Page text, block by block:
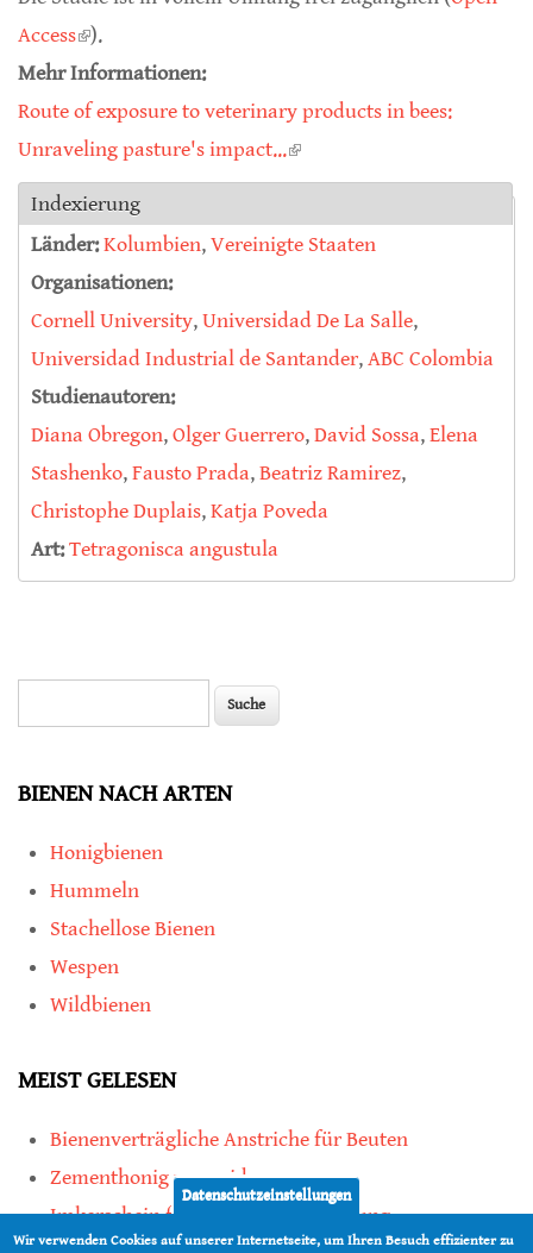
Access(link is external)
).
Mehr Informationen:
Route of exposure to veterinary products in bees:
Unraveling pasture's impact...(link is external)
Indexierung
Länder:Kolumbien,Vereinigte Staaten
Organisationen:
Cornell University,Universidad De La Salle,
Universidad Industrial de Santander,ABC Colombia
Studienautoren:
Diana Obregon,Olger Guerrero,David Sossa,Elena
Stashenko,Fausto Prada,Beatriz Ramirez,
Christophe Duplais,Katja Poveda
Art:Tetragonisca angustula
BIENEN NACH ARTEN
Honigbienen
Hummeln
Stachellose Bienen
Wespen
Wildbienen
MEIST GELESEN
Bienenverträgliche Anstriche für Beuten
Zementhonig vermeiden
Imkerschein für Honigbienen-Haltung
Datenschutzeinstellungen
Wir verwenden Cookies auf unserer Internetseite, um Ihren Besuch effizienter zu